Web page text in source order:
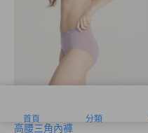
首頁 分類
XXL 經典純色（薰粉紫）
高腰三角內褲